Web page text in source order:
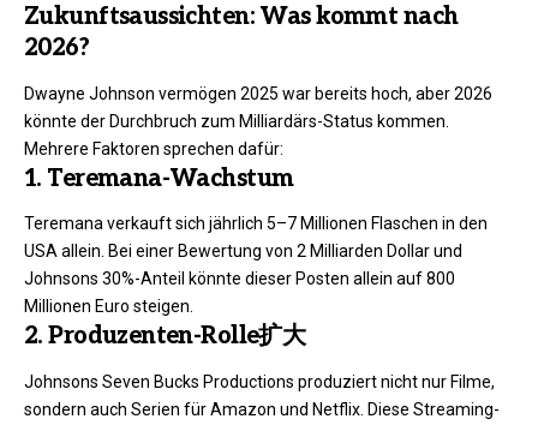
Zukunftsaussichten: Was kommt nach
2026?
Dwayne Johnson vermögen 2025 war bereits hoch, aber 2026
könnte der Durchbruch zum Milliardärs-Status kommen.
Mehrere Faktoren sprechen dafür:
1. Teremana-Wachstum
Teremana verkauft sich jährlich 5–7 Millionen Flaschen in den
USA allein. Bei einer Bewertung von 2 Milliarden Dollar und
Johnsons 30%-Anteil könnte dieser Posten allein auf 800
Millionen Euro steigen.
2. Produzenten-Rolle扩大
Johnsons Seven Bucks Productions produziert nicht nur Filme,
sondern auch Serien für Amazon und Netflix. Diese Streaming-